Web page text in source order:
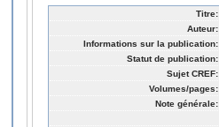
Titre:
Auteur:
Informations sur la publication:
Statut de publication:
Sujet CREF:
Volumes/pages:
Note générale: